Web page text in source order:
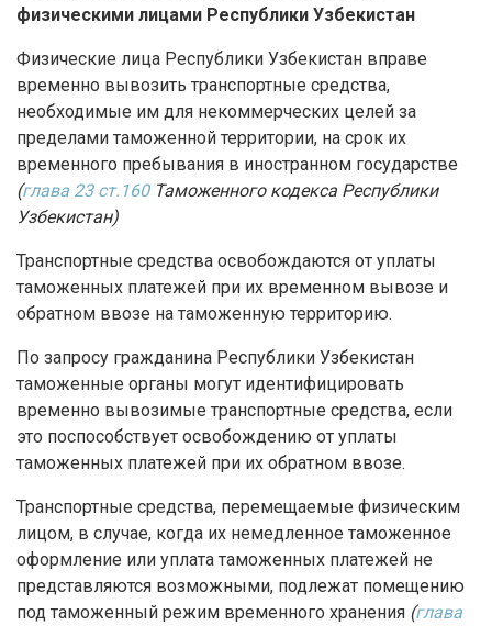
физическими лицами Республики Узбекистан
Физические лица Республики Узбекистан вправе
временно вывозить транспортные средства,
необходимые им для некоммерческих целей за
пределами таможенной территории, на срок их
временного пребывания в иностранном государстве
(глава 23 ст.160 Таможенного кодекса Республики
Узбекистан)
Транспортные средства освобождаются от уплаты
таможенных платежей при их временном вывозе и
обратном ввозе на таможенную территорию.
По запросу гражданина Республики Узбекистан
таможенные органы могут идентифицировать
временно вывозимые транспортные средства, если
это поспособствует освобождению от уплаты
таможенных платежей при их обратном ввозе.
Транспортные средства, перемещаемые физическим
лицом, в случае, когда их немедленное таможенное
оформление или уплата таможенных платежей не
представляются возможными, подлежат помещению
под таможенный режим временного хранения (глава